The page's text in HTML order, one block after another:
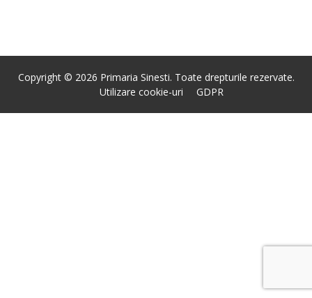
Copyright © 2026 Primaria Sinesti. Toate drepturile rezervate.
Utilizare cookie-uri
GDPR